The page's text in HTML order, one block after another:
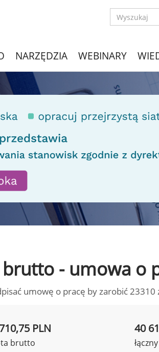
NARZĘDZIA WEBINARY
- umowa o
umowę o pracę by zarobić 23310
PLN
brutto
40